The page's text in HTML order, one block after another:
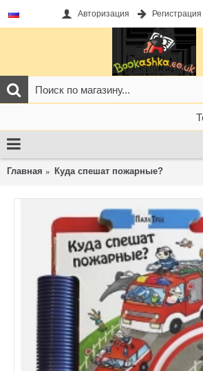
Авторизация Регистрация
Главная Куда спешат пожарные?